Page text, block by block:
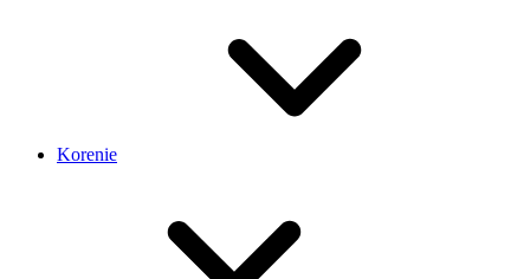
Korenie